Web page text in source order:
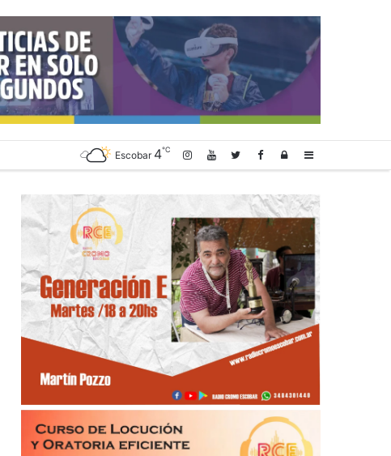
Sidebar
Log
Escobar 4℃